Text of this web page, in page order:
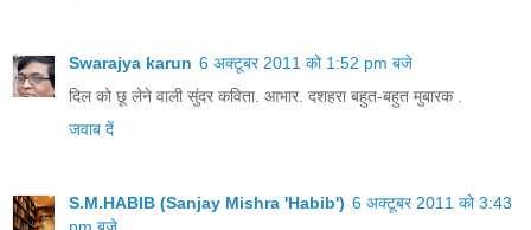
Swarajya karun 6 अक्टूबर 2011 को 1:52 pm बजे
दिल को छू लेने वाली सुंदर कविता. आभार. दशहरा बहुत-बहुत मुबारक .
जवाब दें
S.M.HABIB (Sanjay Mishra 'Habib') 6 अक्टूबर 2011 को 3:43